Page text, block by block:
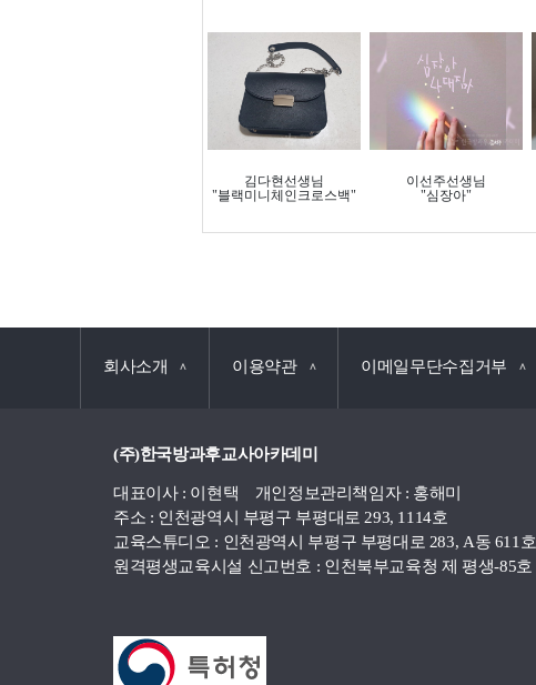
김다현선생님
"블랙미니체인크로스백"
이선주선생님
"심장아"
회사소개 ∧ 이용약관 ∧ 이메일무단수집거부 ∧
(주)한국방과후교사아카데미
대표이사 : 이현택 개인정보관리책임자 : 홍해미
주소 : 인천광역시 부평구 부평대로 293, 1114호
교육스튜디오 : 인천광역시 부평구 부평대로 283, A동 611호
원격평생교육시설 신고번호 : 인천북부교육청 제 평생-85호